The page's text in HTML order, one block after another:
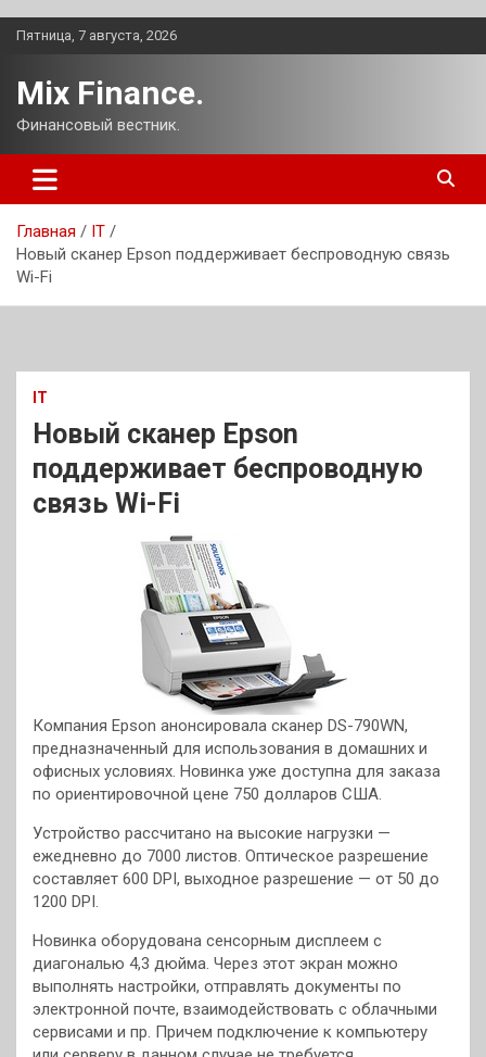
Перейти
Пятница, 7 августа, 2026
Mix Finance.
Финансовый вестник.
Главная
IT
Новый сканер Epson поддерживает беспроводную связь
Wi-Fi
IT
Новый сканер Epson
поддерживает беспроводную
связь Wi-Fi
Компания Epson анонсировала сканер DS-790WN,
предназначенный для использования в домашних и
офисных условиях. Новинка уже доступна для заказа
по ориентировочной цене 750 долларов США.
Устройство рассчитано на высокие нагрузки —
ежедневно до 7000 листов. Оптическое разрешение
составляет 600 DPI, выходное разрешение — от 50 до
1200 DPI.
Новинка оборудована сенсорным дисплеем с
диагональю 4,3 дюйма. Через этот экран можно
выполнять настройки, отправлять документы по
электронной почте, взаимодействовать с облачными
сервисами и пр. Причем подключение к компьютеру